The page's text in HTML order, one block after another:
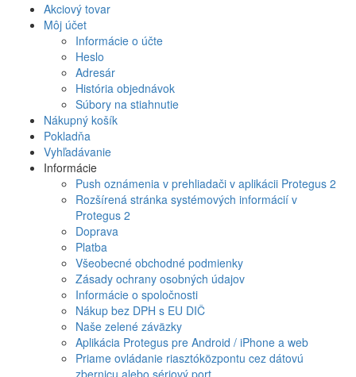
Akciový tovar
Môj účet
Informácie o účte
Heslo
Adresár
História objednávok
Súbory na stiahnutie
Nákupný košík
Pokladňa
Vyhľadávanie
Informácie
Push oznámenia v prehliadači v aplikácii Protegus 2
Rozšírená stránka systémových informácií v
Protegus 2
Doprava
Platba
Všeobecné obchodné podmienky
Zásady ochrany osobných údajov
Informácie o spoločnosti
Nákup bez DPH s EU DIČ
Naše zelené záväzky
Aplikácia Protegus pre Android / iPhone a web
Priame ovládanie riasztóközpontu cez dátovú
zbernicu alebo sériový port